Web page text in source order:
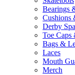
Bearings
Cushions
Derby
Toe Caps
Bags &
Laces
Mouth
Merch